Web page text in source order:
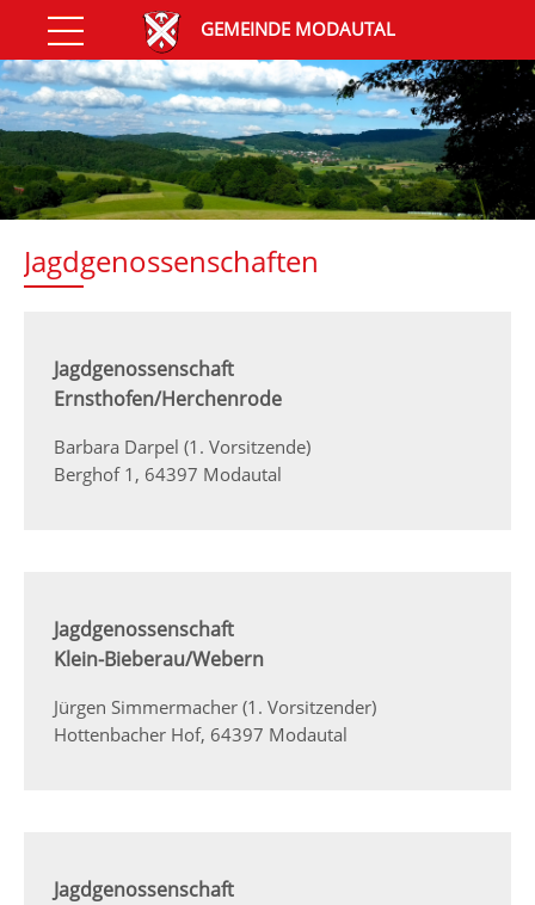
GEMEINDE MODAUTAL
Jagdgenossenschaften
Jagdgenossenschaft
Ernsthofen/Herchenrode
Barbara Darpel (1. Vorsitzende)
Berghof 1, 64397 Modautal
Jagdgenossenschaft
Klein-Bieberau/Webern
Jürgen Simmermacher (1. Vorsitzender)
Hottenbacher Hof, 64397 Modautal
Jagdgenossenschaft